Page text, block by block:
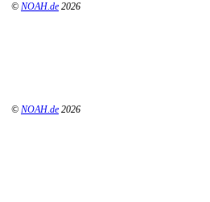
© NOAH.de 2026
© NOAH.de 2026